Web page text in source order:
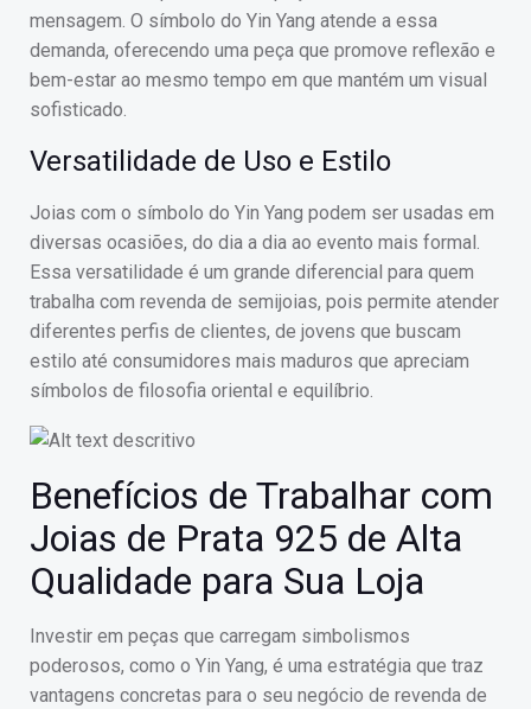
mensagem. O símbolo do Yin Yang atende a essa
demanda, oferecendo uma peça que promove reflexão e
bem-estar ao mesmo tempo em que mantém um visual
sofisticado.
Versatilidade de Uso e Estilo
Joias com o símbolo do Yin Yang podem ser usadas em
diversas ocasiões, do dia a dia ao evento mais formal.
Essa versatilidade é um grande diferencial para quem
trabalha com revenda de semijoias, pois permite atender
diferentes perfis de clientes, de jovens que buscam
estilo até consumidores mais maduros que apreciam
símbolos de filosofia oriental e equilíbrio.
Benefícios de Trabalhar com
Joias de Prata 925 de Alta
Qualidade para Sua Loja
Investir em peças que carregam simbolismos
poderosos, como o Yin Yang, é uma estratégia que traz
vantagens concretas para o seu negócio de revenda de